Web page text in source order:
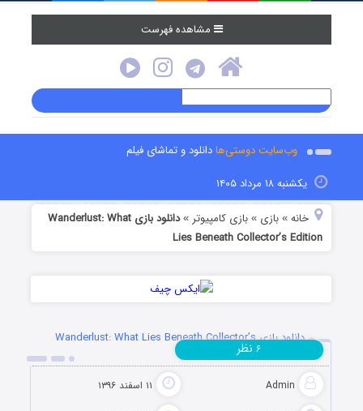
مشاهده فهرست
وب‌سایت دوستی‌هادانلود و تماشای فیلم
یکشنبه ۱۸ مرداد ۱۴۰۵
خانه »بازی »بازی کامپیوتر »
دانلود بازی Wanderlust: What
Lies Beneath Collector’s Edition
دانلود بازی Wanderlust: What Lies Beneath Collector’s
Edition
Admin ۱۱ اسفند ۱۳۹۶
۶ نظر